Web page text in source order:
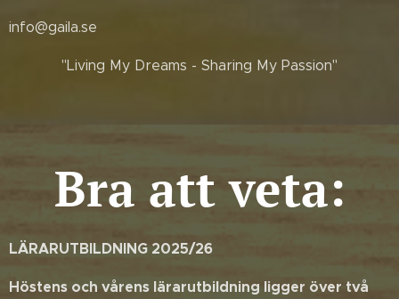
info@gaila.se
"Living My Dreams - Sharing My Passion"
Bra att veta:
LÄRARUTBILDNING 2025/26
Höstens och vårens lärarutbildning ligger över två